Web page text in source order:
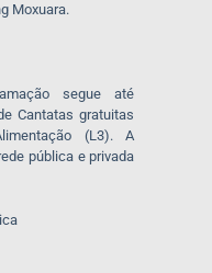
Moxuara.
segue até
Cantatas gratuitas
(L3). A
pública e privada